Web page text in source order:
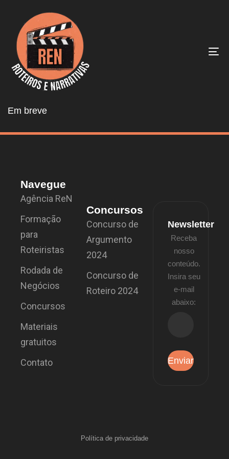
Em breve
Navegue
Agência ReN
Formação
para
Roteiristas
Rodada de
Negócios
Concursos
Materiais
gratuitos
Contato
Concursos
Concurso de
Argumento
2024
Concurso de
Roteiro 2024
Newsletter
Receba
nosso
conteúdo.
Insira seu
e-mail
abaixo:
Política de privacidade